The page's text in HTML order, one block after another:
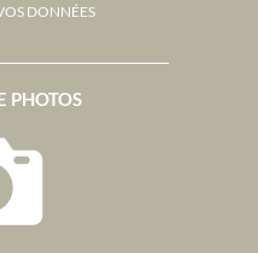
PHOTOS
DONNÉES